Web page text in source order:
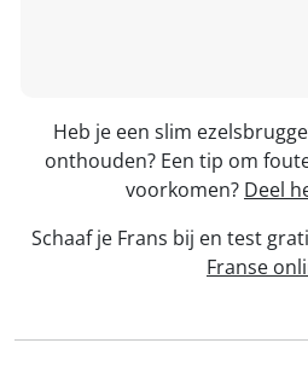
Heb je een slim
onthouden? Een tip om
voorkomen? Deel
Schaaf je Frans bij en test
Franse